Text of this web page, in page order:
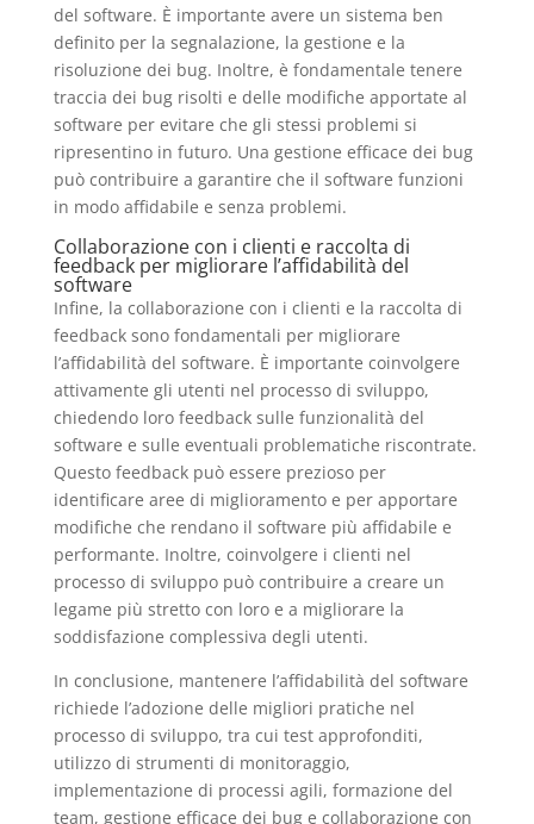
del software. È importante avere un sistema ben
definito per la segnalazione, la gestione e la
risoluzione dei bug. Inoltre, è fondamentale tenere
traccia dei bug risolti e delle modifiche apportate al
software per evitare che gli stessi problemi si
ripresentino in futuro. Una gestione efficace dei bug
può contribuire a garantire che il software funzioni
in modo affidabile e senza problemi.
Collaborazione con i clienti e raccolta di
feedback per migliorare l’affidabilità del
software
Infine, la collaborazione con i clienti e la raccolta di
feedback sono fondamentali per migliorare
l’affidabilità del software. È importante coinvolgere
attivamente gli utenti nel processo di sviluppo,
chiedendo loro feedback sulle funzionalità del
software e sulle eventuali problematiche riscontrate.
Questo feedback può essere prezioso per
identificare aree di miglioramento e per apportare
modifiche che rendano il software più affidabile e
performante. Inoltre, coinvolgere i clienti nel
processo di sviluppo può contribuire a creare un
legame più stretto con loro e a migliorare la
soddisfazione complessiva degli utenti.
In conclusione, mantenere l’affidabilità del software
richiede l’adozione delle migliori pratiche nel
processo di sviluppo, tra cui test approfonditi,
utilizzo di strumenti di monitoraggio,
implementazione di processi agili, formazione del
team, gestione efficace dei bug e collaborazione con